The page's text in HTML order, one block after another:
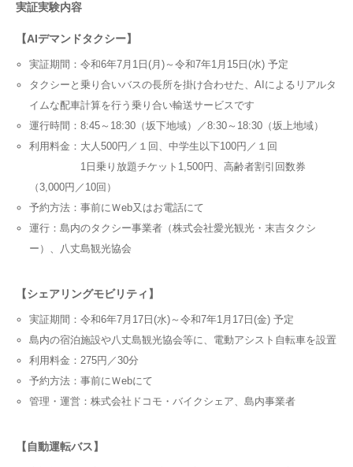
実証実験内容
【AIデマンドタクシー】
実証期間：令和6年7月1日(月)～令和7年1月15日(水) 予定
タクシーと乗り合いバスの長所を掛け合わせた、AIによるリアルタ
イムな配車計算を行う乗り合い輸送サービスです
運行時間：8:45～18:30（坂下地域）／8:30～18:30（坂上地域）
利用料金：大人500円／１回、中学生以下100円／１回
1日乗り放題チケット1,500円、高齢者割引回数券
（3,000円／10回）
予約方法：事前にＷeb又はお電話にて
運行：島内のタクシー事業者（株式会社愛光観光・末吉タクシ
ー）、八丈島観光協会
【シェアリングモビリティ】
実証期間：令和6年7月17日(水)～令和7年1月17日(金) 予定
島内の宿泊施設や八丈島観光協会等に、電動アシスト自転車を設置
利用料金：275円／30分
予約方法：事前にＷebにて
管理・運営：株式会社ドコモ・バイクシェア、島内事業者
【自動運転バス】